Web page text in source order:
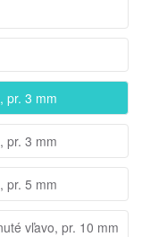
pr. 3 mm
pr. 3 mm
pr. 5 mm
vľavo, pr. 10 mm